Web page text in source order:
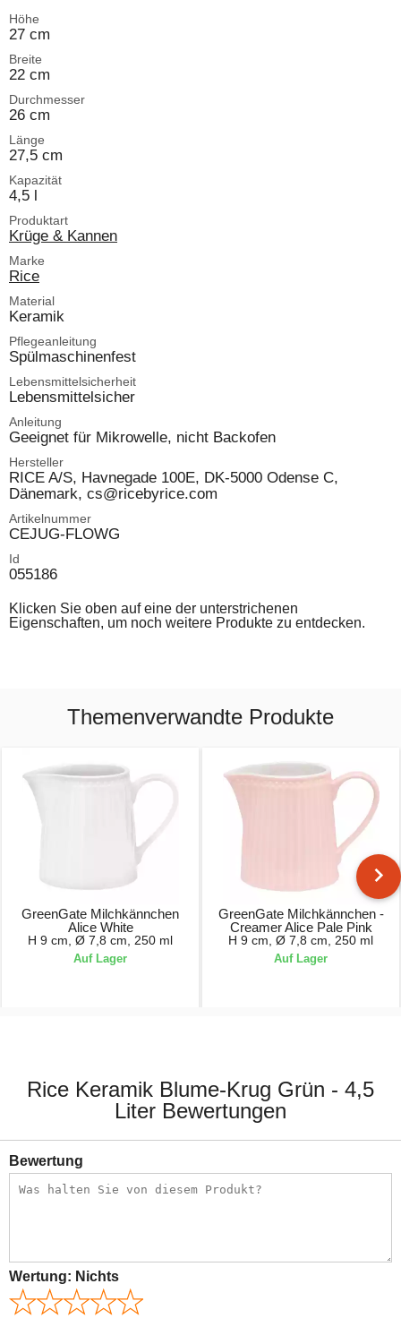
Höhe
27 cm
Breite
22 cm
Durchmesser
26 cm
Länge
27,5 cm
Kapazität
4,5 l
Produktart
Krüge & Kannen
Marke
Rice
Material
Keramik
Pflegeanleitung
Spülmaschinenfest
Lebensmittelsicherheit
Lebensmittelsicher
Anleitung
Geeignet für Mikrowelle, nicht Backofen
Hersteller
RICE A/S, Havnegade 100E, DK-5000 Odense C,
Dänemark, cs@ricebyrice.com
Artikelnummer
CEJUG-FLOWG
Id
055186
Klicken Sie oben auf eine der unterstrichenen
Eigenschaften, um noch weitere Produkte zu entdecken.
Themenverwandte Produkte
GreenGate Milchkännchen
Alice White
H 9 cm, Ø 7,8 cm, 250 ml
Auf Lager
GreenGate Milchkännchen -
Creamer Alice Pale Pink
H 9 cm, Ø 7,8 cm, 250 ml
Auf Lager
Rice Keramik Blume-Krug Grün - 4,5
Liter Bewertungen
Bewertung
Wertung: Nichts